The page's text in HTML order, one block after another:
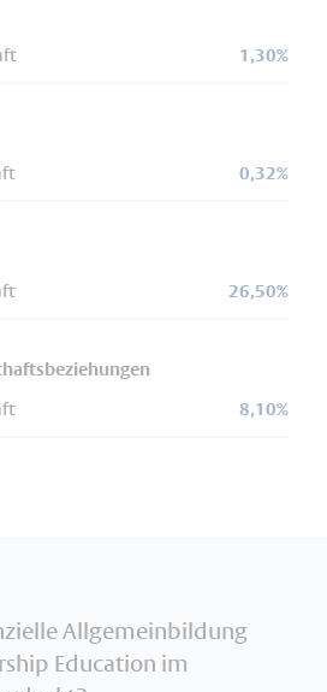
1,30%
0,32%
26,50%
8,10%
Allgemeinbildung
Education im